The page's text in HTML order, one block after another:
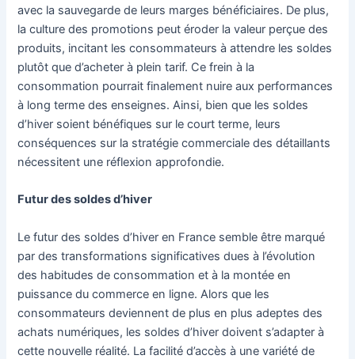
avec la sauvegarde de leurs marges bénéficiaires. De plus,
la culture des promotions peut éroder la valeur perçue des
produits, incitant les consommateurs à attendre les soldes
plutôt que d’acheter à plein tarif. Ce frein à la
consommation pourrait finalement nuire aux performances
à long terme des enseignes. Ainsi, bien que les soldes
d’hiver soient bénéfiques sur le court terme, leurs
conséquences sur la stratégie commerciale des détaillants
nécessitent une réflexion approfondie.
Futur des soldes d’hiver
Le futur des soldes d’hiver en France semble être marqué
par des transformations significatives dues à l’évolution
des habitudes de consommation et à la montée en
puissance du commerce en ligne. Alors que les
consommateurs deviennent de plus en plus adeptes des
achats numériques, les soldes d’hiver doivent s’adapter à
cette nouvelle réalité. La facilité d’accès à une variété de